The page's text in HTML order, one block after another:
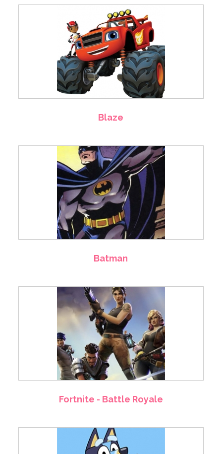
Blaze
Batman
Fortnite - Battle Royale